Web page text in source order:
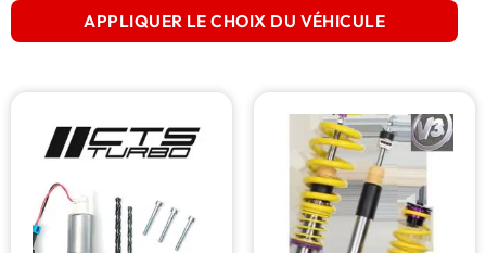
APPLIQUER LE CHOIX DU VÉHICULE